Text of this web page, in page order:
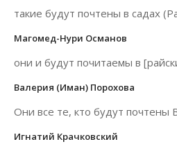
такие будут почтены в садах
Магомед-Нури Османов
они и будут почитаемы в
Валерия (Иман) Порохова
Они все те, кто будут почтены
Игнатий Крачковский